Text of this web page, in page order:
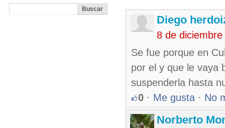
Diego
8 de
Se fue porque en
por el y que le vaya
suspenderla hasta
0 · Me gusta · No
Norberto